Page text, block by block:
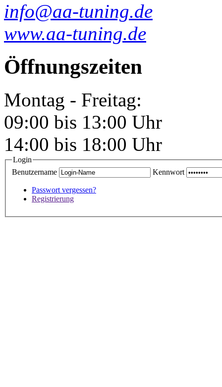
info@aa-tuning.de
www.aa-tuning.de
Öffnungszeiten
Montag - Freitag:
09:00 bis 13:00 Uhr
14:00 bis 18:00 Uhr
Login
Benutzername
Kennwort
Passwort vergessen?
Registrierung